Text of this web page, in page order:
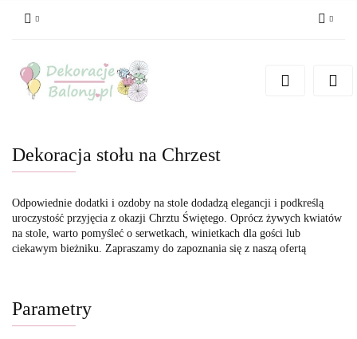
Zarejestruj się
Dekoracja stołu na Chrzest
Odpowiednie dodatki i ozdoby na stole dodadzą elegancji i podkreślą
uroczystość przyjęcia z okazji Chrztu Świętego. Oprócz żywych kwiatów
na stole, warto pomyśleć o serwetkach, winietkach dla gości lub
ciekawym bieżniku. Zapraszamy do zapoznania się z naszą ofertą
Parametry